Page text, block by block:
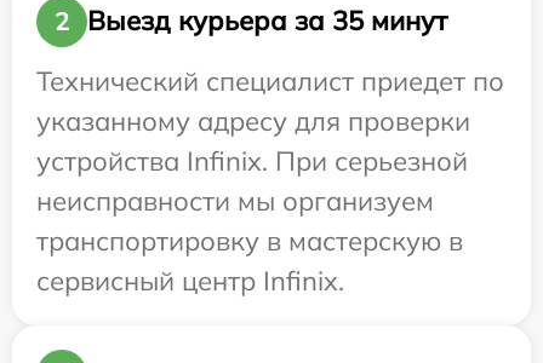
2
Выезд курьера за 35 минут
Технический специалист приедет по
указанному адресу для проверки
устройства Infinix. При серьезной
неисправности мы организуем
транспортировку в мастерскую в
сервисный центр Infinix.